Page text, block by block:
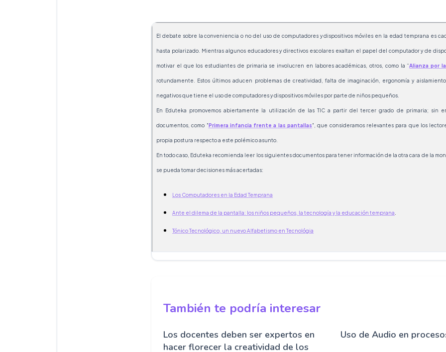
El debate sobre la conveniencia o no del uso de computadores y dispositivos móviles en la edad temprana es
hasta polarizado. Mientras algunos educadores y directivos escolares exaltan el papel del computador y de
motivar el que los estudiantes de primaria se involucren en labores académicas, otros, como la “Alianza por
rotundamente. Estos últimos aducen problemas de creatividad, falta de imaginación, ergonomía y
negativos que tiene el uso de computadores y dispositivos móviles por parte de niños pequeños.
En Eduteka promovemos abiertamente la utilización de las TIC a partir del tercer grado de primaria; sin
documentos, como "Primera infancia frente a las pantallas", que consideramos relevantes para que los
propia postura respecto a este polémico asunto.
En todo caso, Eduteka recomienda leer los siguientes documentos para tener información de la otra cara de la
se pueda tomar decisiones más acertadas:
Los Computadores en la Edad Temprana
Ante el dilema de la pantalla: los niños pequeños, la tecnología y la educación temprana
Tónico Tecnológico, un nuevo Alfabetismo en Tecnológia
También te podría interesar
Los docentes deben ser expertos en
hacer florecer la creatividad de los
Uso de Audio en